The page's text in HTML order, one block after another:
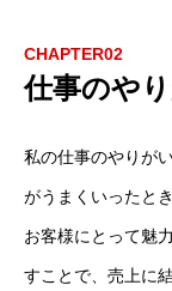
CHAPTER02
仕事のや
私の仕事のやりが
がうまくいったと
お客様にとって魅
すことで、売上に